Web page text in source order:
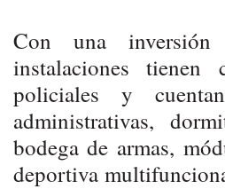
Con una inversión
instalaciones tienen
policiales y
administrativas,
bodega de armas,
deportiva